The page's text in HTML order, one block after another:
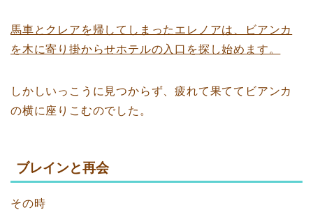
馬車とクレアを帰してしまったエレノアは、ビアンカ
を木に寄り掛からせホテルの入口を探し始めます。
しかしいっこうに見つからず、疲れて果ててビアンカ
の横に座りこむのでした。
ブレインと再会
その時